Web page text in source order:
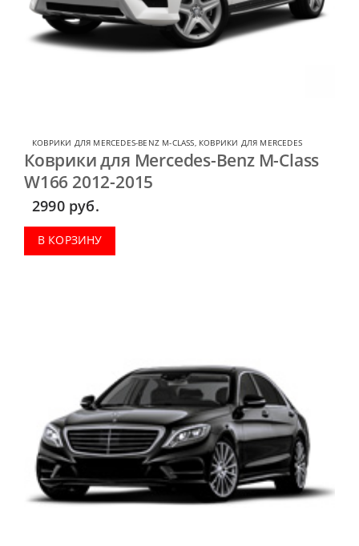
КОВРИКИ ДЛЯ MERCEDES-BENZ M-CLASS, КОВРИКИ ДЛЯ MERCEDES
Коврики для Mercedes-Benz M-Class
W166 2012-2015
2990 руб.
В КОРЗИНУ